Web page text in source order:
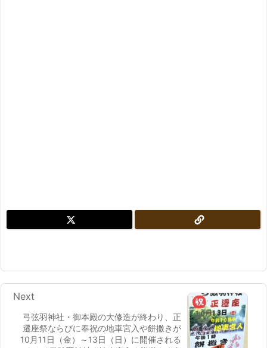
弓弦羽神社・御本殿の大修造が終わり、正
遷座祭ならびに奉祝の地車宮入や餅撒きが
10月11日（金）～13日（日）に開催される
Next